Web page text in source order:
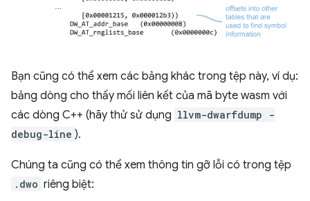
Bạn cũng có thể xem các bảng khác trong tệp này, ví dụ:
bảng dòng cho thấy mối liên kết của mã byte wasm với
các dòng C++ (hãy thử sử dụng llvm-dwarfdump -
debug-line ).
Chúng ta cũng có thể xem thông tin gỡ lỗi có trong tệp
.dwo riêng biệt: